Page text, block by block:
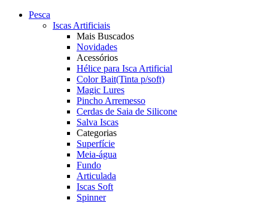
Pesca
Iscas Artificiais
Mais Buscados
Novidades
Acessórios
Hélice para Isca Artificial
Color Bait(Tinta p/soft)
Magic Lures
Pincho Arremesso
Cerdas de Saia de Silicone
Salva Iscas
Categorias
Superfície
Meia-água
Fundo
Articulada
Iscas Soft
Spinner